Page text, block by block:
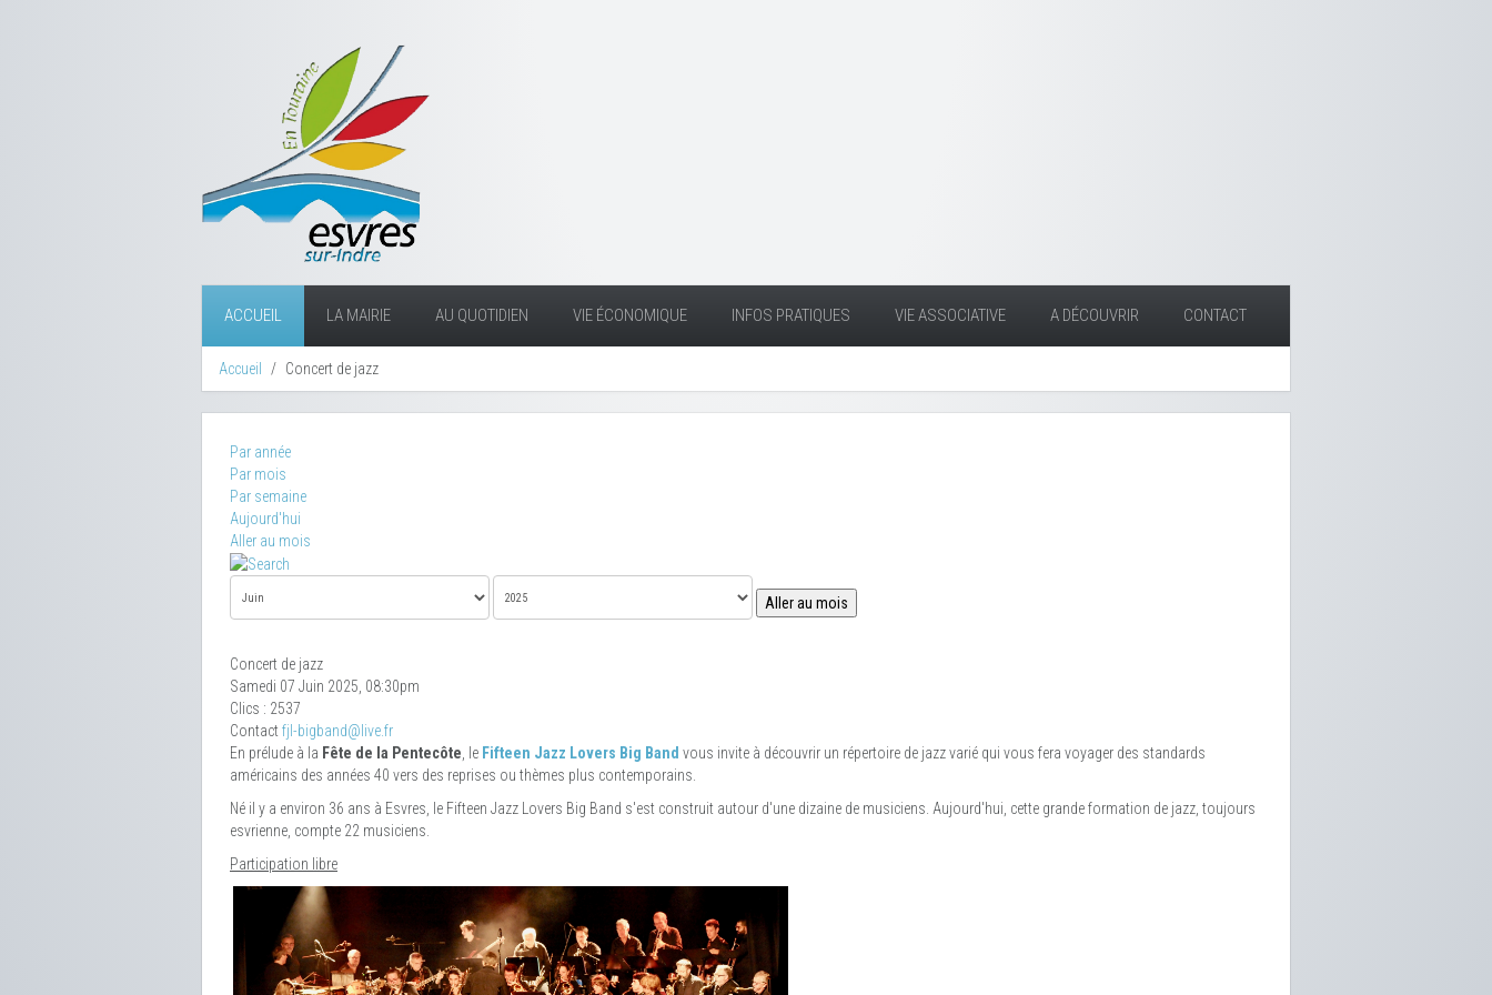
ACCUEIL LA MAIRIE AU QUOTIDIEN VIE ÉCONOMIQUE INFOS PRATIQUES VIE ASSOCIATIVE A DÉCOUVRIR CONTACT
Accueil Concert de jazz
Par année
Par mois
Par semaine
Aujourd'hui
Aller au mois
Aller au mois
Concert de jazz
Samedi 07 Juin 2025, 08:30pm
Clics : 2537
Contactfjl-bigband@live.fr
En prélude à la Fête de la Pentecôte, le Fifteen Jazz Lovers Big Band vous invite à découvrir un répertoire de jazz varié qui vous fera voyager des standards
américains des années 40 vers des reprises ou thèmes plus contemporains.
Né il y a environ 36 ans à Esvres, le Fifteen Jazz Lovers Big Band s'est construit autour d'une dizaine de musiciens. Aujourd'hui, cette grande formation de jazz, toujours
esvrienne, compte 22 musiciens.
Participation libre